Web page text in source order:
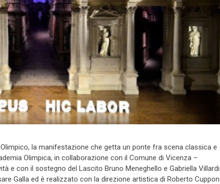
la manifestazione che getta un ponte fra scena classica e
Olimpica, in collaborazione con il Comune di Vicenza –
e con il sostegno del Lascito Bruno Meneghello e Gabriella
Galla ed è realizzato con la direzione artistica di Roberto